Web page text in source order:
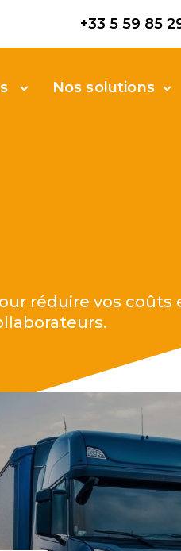
+33 5 59 85
Nos solutions
réduire vos coûts